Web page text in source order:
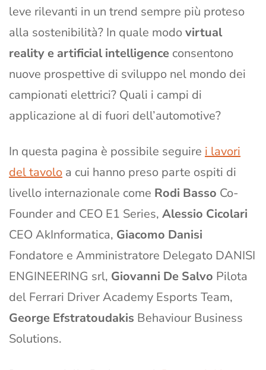
leve rilevanti in un trend sempre più proteso
alla sostenibilità? In quale modovirtual
reality e artificial intelligence consentono
nuove prospettive di sviluppo nel mondo dei
campionati elettrici? Quali i campi di
applicazione al di fuori dell’automotive?
In questa pagina è possibile seguire i lavori
del tavolo a cui hanno preso parte ospiti di
livello internazionale come Rodi Basso Co-
Founder and CEO E1 Series, Alessio Cicolari
CEO AkInformatica, Giacomo Danisi
Fondatore e Amministratore Delegato DANISI
ENGINEERING srl, Giovanni De Salvo Pilota
del Ferrari Driver Academy Esports Team,
George Efstratoudakis Behaviour Business
Solutions.